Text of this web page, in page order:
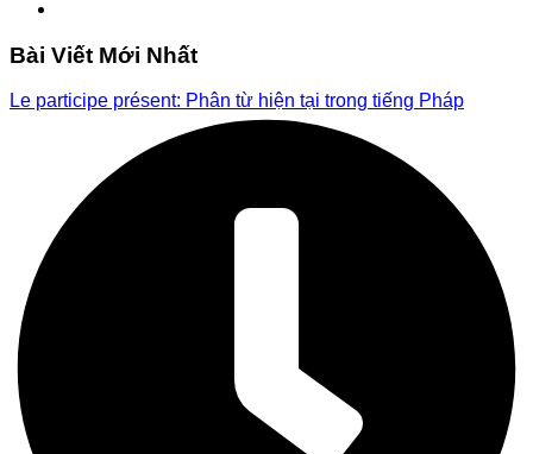
Bài Viết Mới Nhất
Le participe présent: Phân từ hiện tại trong tiếng Pháp